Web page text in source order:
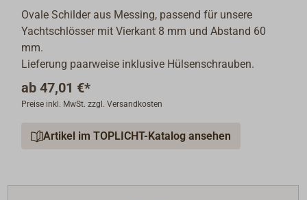
Ovale Schilder aus Messing, passend für unsere
Yachtschlösser mit Vierkant 8 mm und Abstand 60
mm.
Lieferung paarweise inklusive Hülsenschrauben.
ab 47,01 €*
Preise inkl. MwSt. zzgl. Versandkosten
Artikel im TOPLICHT-Katalog ansehen